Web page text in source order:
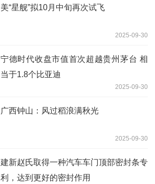
美“星舰”拟10月中旬再次试飞
2025-09-30
宁德时代收盘市值首次超越贵州茅台 相
当于1.8个比亚迪
2025-09-30
广西钟山：风过稻浪满秋光
2025-09-30
建新赵氏取得一种汽车车门顶部密封条专
利，达到更好的密封作用